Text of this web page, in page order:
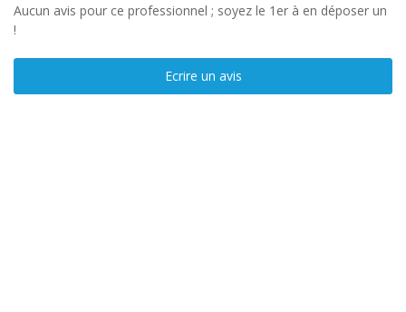
Aucun avis pour ce professionnel ; soyez le 1er à en déposer un
!
Ecrire un avis